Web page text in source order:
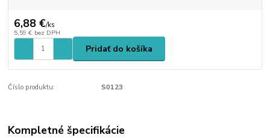
6,88 €/ks
5,59 € bez DPH
Pridať do košíka
Číslo produktu: S0123
Kompletné špecifikácie